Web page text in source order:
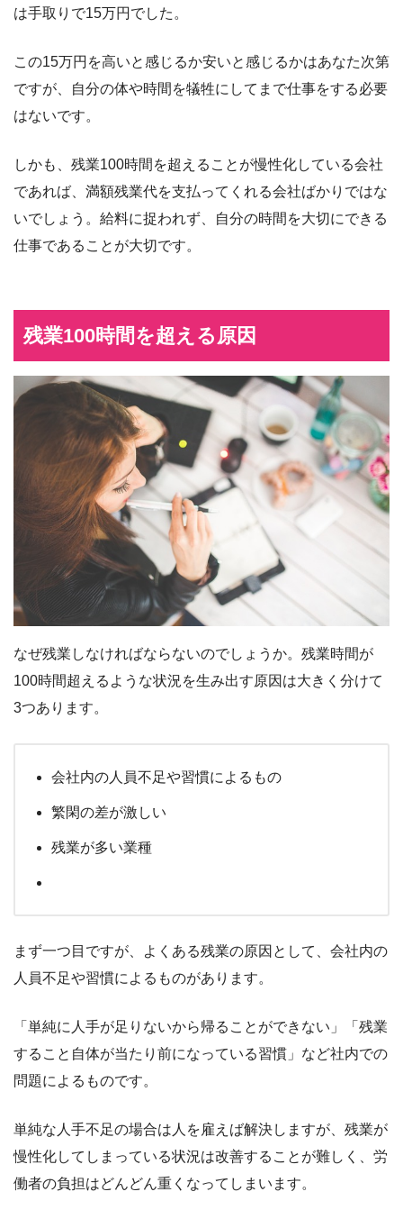
は手取りで15万円でした。
この15万円を高いと感じるか安いと感じるかはあなた次第
ですが、自分の体や時間を犠牲にしてまで仕事をする必要
はないです。
しかも、残業100時間を超えることが慢性化している会社
であれば、満額残業代を支払ってくれる会社ばかりではな
いでしょう。給料に捉われず、自分の時間を大切にできる
仕事であることが大切です。
残業100時間を超える原因
なぜ残業しなければならないのでしょうか。残業時間が
100時間超えるような状況を生み出す原因は大きく分けて
3つあります。
会社内の人員不足や習慣によるもの
繁閑の差が激しい
残業が多い業種
まず一つ目ですが、よくある残業の原因として、会社内の
人員不足や習慣によるものがあります。
「単純に人手が足りないから帰ることができない」「残業
すること自体が当たり前になっている習慣」など社内での
問題によるものです。
単純な人手不足の場合は人を雇えば解決しますが、残業が
慢性化してしまっている状況は改善することが難しく、労
働者の負担はどんどん重くなってしまいます。